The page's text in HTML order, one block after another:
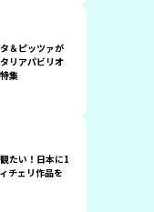
＆ピッツァが
リアパビリオ
集
たい！日本に1
チェリ作品を